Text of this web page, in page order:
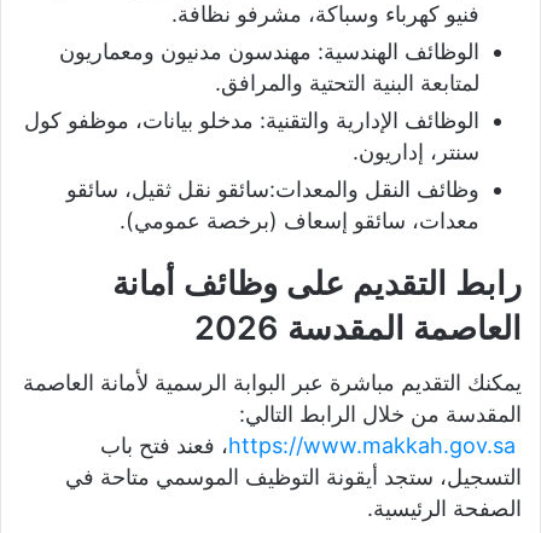
فنيو كهرباء وسباكة، مشرفو نظافة.
الوظائف الهندسية: مهندسون مدنيون ومعماريون
لمتابعة البنية التحتية والمرافق.
الوظائف الإدارية والتقنية: مدخلو بيانات، موظفو كول
سنتر، إداريون.
وظائف النقل والمعدات:سائقو نقل ثقيل، سائقو
معدات، سائقو إسعاف (برخصة عمومي).
رابط التقديم على وظائف أمانة
العاصمة المقدسة 2026
يمكنك التقديم مباشرة عبر البوابة الرسمية لأمانة العاصمة
المقدسة من خلال الرابط التالي:
https://www.makkah.gov.sa، فعند فتح باب
التسجيل، ستجد أيقونة التوظيف الموسمي متاحة في
الصفحة الرئيسية.